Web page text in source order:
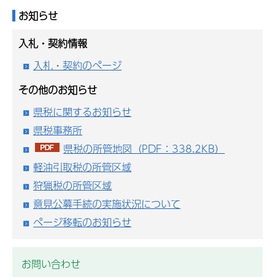
お知らせ
入札・契約情報
入札・契約のページ
その他のお知らせ
県税に関するお知らせ
県税事務所
県税の所管地図（PDF：338.2KB）
軽油引取税の所管区域
狩猟税の所管区域
意見公募手続の実施状況について
ページ移転のお知らせ
お問い合わせ